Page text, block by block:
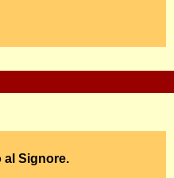
Signore.